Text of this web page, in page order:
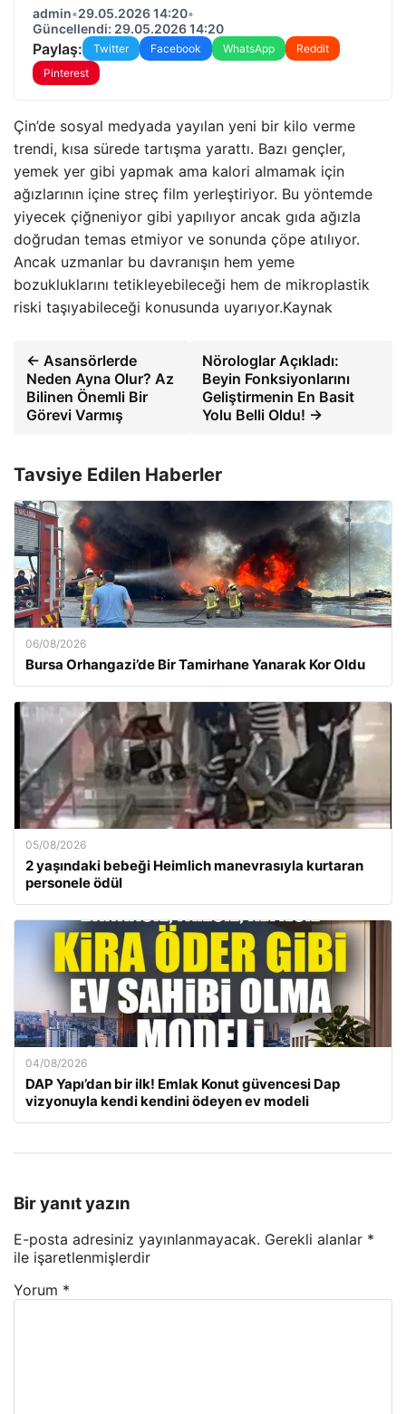
admin•29.05.2026 14:20•
Güncellendi: 29.05.2026 14:20
Paylaş: Twitter Facebook WhatsApp
Reddit
Pinterest
Çin’de sosyal medyada yayılan yeni bir kilo verme
trendi, kısa sürede tartışma yarattı. Bazı gençler,
yemek yer gibi yapmak ama kalori almamak için
ağızlarının içine streç film yerleştiriyor. Bu yöntemde
yiyecek çiğneniyor gibi yapılıyor ancak gıda ağızla
doğrudan temas etmiyor ve sonunda çöpe atılıyor.
Ancak uzmanlar bu davranışın hem yeme
bozukluklarını tetikleyebileceği hem de mikroplastik
riski taşıyabileceği konusunda uyarıyor.Kaynak
← Asansörlerde
Neden Ayna Olur? Az
Bilinen Önemli Bir
Görevi Varmış
Nörologlar Açıkladı:
Beyin Fonksiyonlarını
Geliştirmenin En Basit
Yolu Belli Oldu! →
Tavsiye Edilen Haberler
06/08/2026
Bursa Orhangazi’de Bir Tamirhane Yanarak Kor Oldu
05/08/2026
2 yaşındaki bebeği Heimlich manevrasıyla kurtaran
personele ödül
04/08/2026
DAP Yapı’dan bir ilk! Emlak Konut güvencesi Dap
vizyonuyla kendi kendini ödeyen ev modeli
Bir yanıt yazın
E-posta adresiniz yayınlanmayacak. Gerekli alanlar *
ile işaretlenmişlerdir
Yorum *